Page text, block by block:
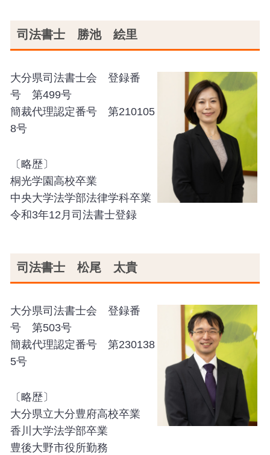
司法書士 勝池 絵里
大分県司法書士会 登録番
号 第499号
簡裁代理認定番号 第210105
8号
〔略歴〕
桐光学園高校卒業
中央大学法学部法律学科卒業
令和3年12月司法書士登録
司法書士 松尾 太貴
大分県司法書士会 登録番
号 第503号
簡裁代理認定番号 第230138
5号
〔略歴〕
大分県立大分豊府高校卒業
香川大学法学部卒業
豊後大野市役所勤務